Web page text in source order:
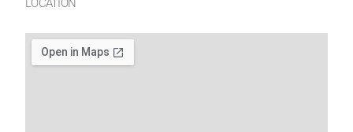
LOCATION